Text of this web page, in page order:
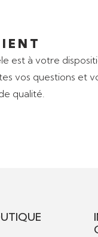
est à votre
vos questions et
qualité.